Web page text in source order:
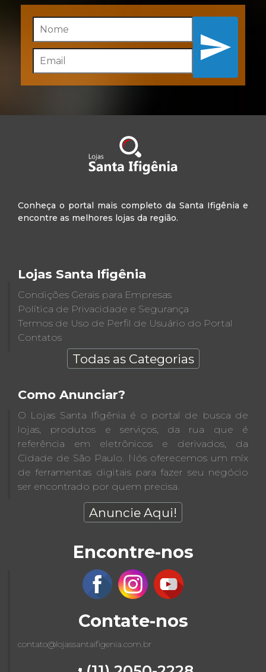
Inscreva-se
Conheça o portal mais completo da Santa Ifigênia e
encontre as melhores lojas da região.
Lojas Santa Ifigênia
Condições Gerais para Empresas
Política de Privacidade e Segurança
Termos de Uso de Perfil de Usuário do Portal
Contatos
Todas as Categorias
Como Anunciar?
O Lojas Santa Ifigênia é o portal de busca de
lojas, produtos e serviços, da rua que é
referência em eletrônicos e derivados, da
Cidade de São Paulo. Nós oferecemos um míx
de ferramentas digitais para fazer seu negócio
ser encontrado por quem precisa.
Anuncie Aqui!
Encontre-nos
Contate-nos
contato@lojassantaifigenia.com.br